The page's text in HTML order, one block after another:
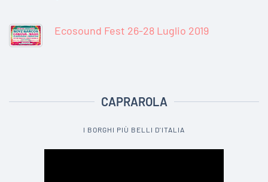
Ecosound Fest 26-28 Luglio 2019
CAPRAROLA
I BORGHI PIÙ BELLI D'ITALIA